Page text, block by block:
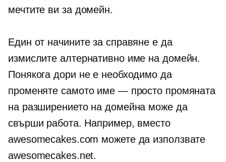
мечтите ви за домейн.
Един от начините за справяне е да
измислите алтернативно име на домейн.
Понякога дори не е необходимо да
променяте самото име — просто промяната
на разширението на домейна може да
свърши работа. Например, вместо
awesomecakes.com можете да използвате
awesomecakes.net.